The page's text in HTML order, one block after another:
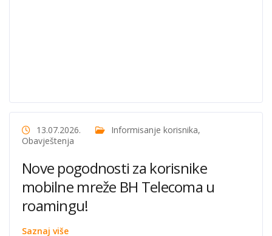
13.07.2026. Informisanje korisnika,
Obavještenja
Nove pogodnosti za korisnike
mobilne mreže BH Telecoma u
roamingu!
Saznaj više